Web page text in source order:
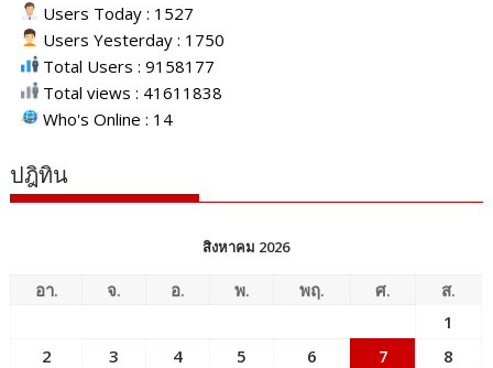
Users Today : 1527
Users Yesterday : 1750
Total Users : 9158177
Total views : 41611838
Who's Online : 14
ปฎิทิน
สิงหาคม 2026
อา. จ. อ. พ. พฤ. ศ.
ส.
1
2
3 4 5 6 7
8